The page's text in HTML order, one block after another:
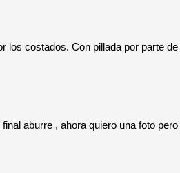
los costados. Con pillada por parte de
aburre , ahora quiero una foto pero